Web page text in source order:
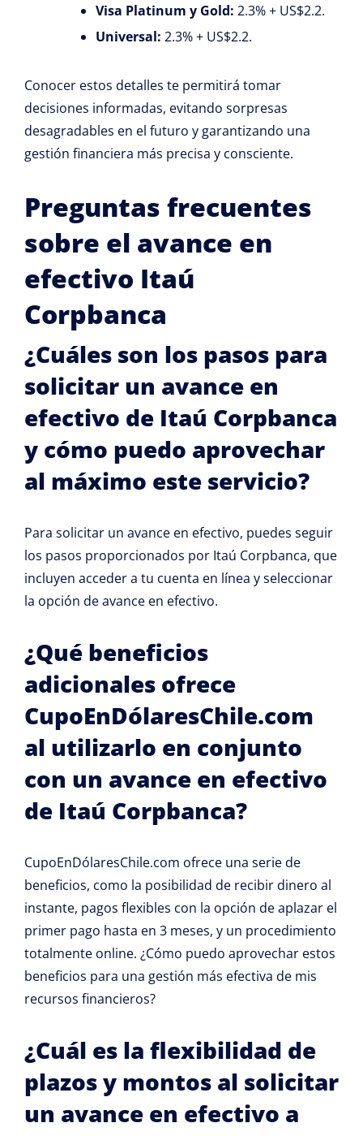
Visa Platinum y Gold: 2.3% + US$2.2.
Universal: 2.3% + US$2.2.
Conocer estos detalles te permitirá tomar
decisiones informadas, evitando sorpresas
desagradables en el futuro y garantizando una
gestión financiera más precisa y consciente.
Preguntas frecuentes
sobre el avance en
efectivo Itaú
Corpbanca
¿Cuáles son los pasos para
solicitar un avance en
efectivo de Itaú Corpbanca
y cómo puedo aprovechar
al máximo este servicio?
Para solicitar un avance en efectivo, puedes seguir
los pasos proporcionados por Itaú Corpbanca, que
incluyen acceder a tu cuenta en línea y seleccionar
la opción de avance en efectivo.
¿Qué beneficios
adicionales ofrece
CupoEnDólaresChile.com
al utilizarlo en conjunto
con un avance en efectivo
de Itaú Corpbanca?
CupoEnDólaresChile.com ofrece una serie de
beneficios, como la posibilidad de recibir dinero al
instante, pagos flexibles con la opción de aplazar el
primer pago hasta en 3 meses, y un procedimiento
totalmente online. ¿Cómo puedo aprovechar estos
beneficios para una gestión más efectiva de mis
recursos financieros?
¿Cuál es la flexibilidad de
plazos y montos al solicitar
un avance en efectivo a